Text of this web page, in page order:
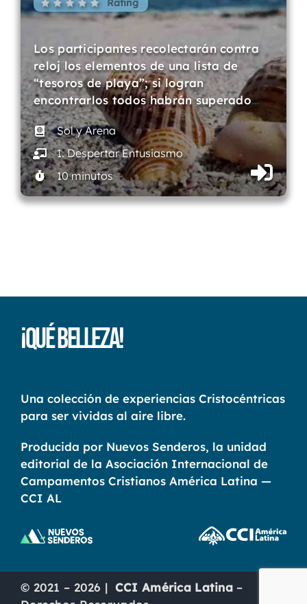
Los participantes recolectarán contra
reloj los elementos de una lista de
“tesoros de playa”; si logran
encontrarlos todos habrán superado…
Sol y Arena
1. Despertar Entusiasmo
10 minutos
¡Qué Belleza!
Una colección de experiencias Cristocéntricas
para ser vividas al aire libre.
Producida por Nuevos Senderos, la unidad
editorial de la Asociación Internacional de
Campamentos Cristianos América Latina —
CCI AL
© 2021 – 2026 | CCI América Latina –